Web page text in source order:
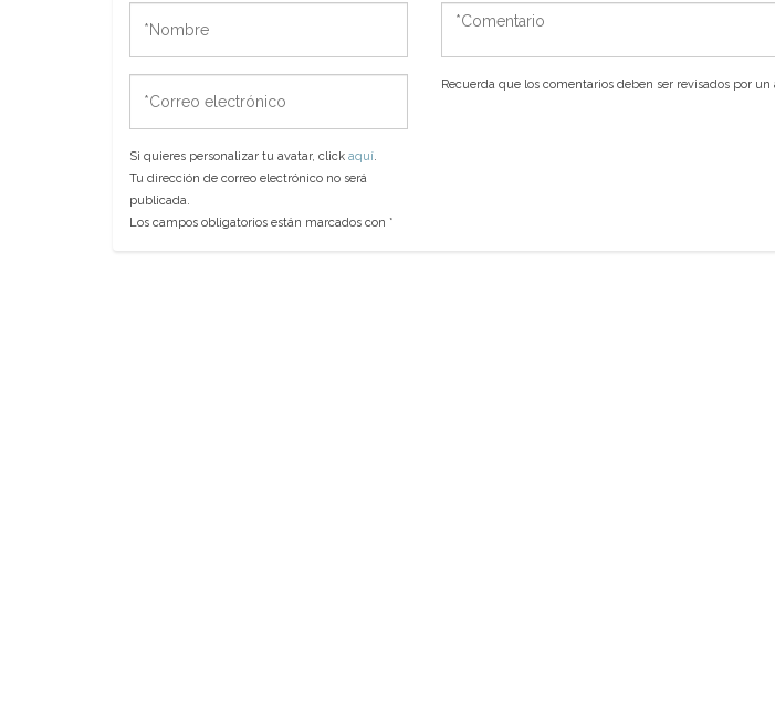
electrónico
Si quieres personalizar tu avatar, click aquí.
Tu dirección de correo electrónico no será
publicada.
Los campos obligatorios están marcados con *
*Comentario
Recuerda que los comentarios deben ser revisados por